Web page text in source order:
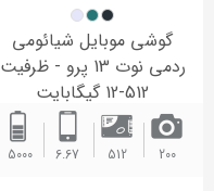
گوشی موبایل شیائومی
ردمی نوت 13 پرو - ظرفیت
512-12 گیگابایت
200
512
6.67
5000 ‌